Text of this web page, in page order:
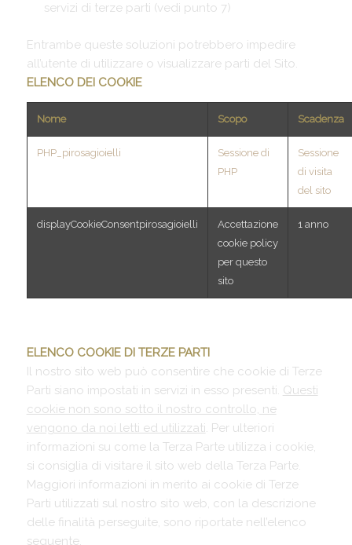
servizi di terze parti (vedi punto 7)
Entrambe queste soluzioni potrebbero impedire
all’utente di utilizzare o visualizzare parti del Sito.
ELENCO DEI COOKIE
Nome Scopo Scadenza
PHP_pirosagioielli
Sessione di
PHP
Sessione
di visita
del sito
displayCookieConsentpirosagioielli
Accettazione
cookie policy
per questo
sito
1 anno
ELENCO COOKIE DI TERZE PARTI
Il nostro sito web può consentire che cookie di Terze
Parti siano impostati in servizi in esso presenti. Questi
cookie non sono sotto il nostro controllo, ne
vengono da noi letti ed utilizzati . Per ulteriori
informazioni su come la Terza Parte utilizza i cookie,
si consiglia di visitare il sito web della Terza Parte.
Maggiori informazioni in merito ai cookie di Terze
Parti utilizzati sul nostro sito web, con la descrizione
delle finalità perseguite, sono riportate nell’elenco
seguente.